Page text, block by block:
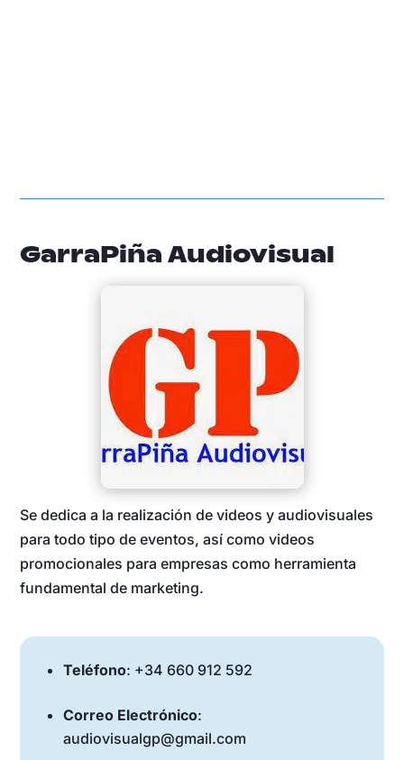
GarraPiña Audiovisual
Se dedica a la realización de videos y audiovisuales
para todo tipo de eventos, así como videos
promocionales para empresas como herramienta
fundamental de marketing.
Teléfono: +34 660 912 592
Correo Electrónico:
audiovisualgp@gmail.com